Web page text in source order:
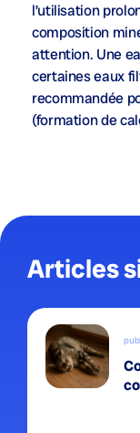
l’utilisation
composition
attention. Une
certaines eaux
recommandée
(formation de
Articles